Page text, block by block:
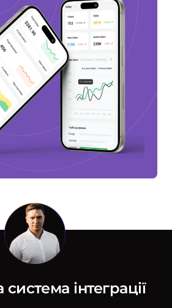
інтеграції